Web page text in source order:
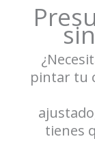
pintar tu
tienes